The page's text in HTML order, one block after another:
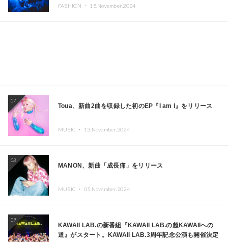
FASHION ・ 15.November.2024
07
Toua、新曲2曲を収録した初のEP『I am I』をリリース
MUSIC ・ 13.November.2024
08
MANON、新曲「成長痛」をリリース
MUSIC ・ 05.November.2024
09
KAWAII LAB.の新番組『KAWAII LAB.の超KAWAIIへの
道』がスタート。KAWAII LAB.3周年記念公演も開催決定